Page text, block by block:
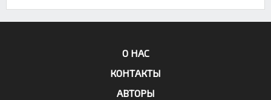
О НАС
КОНТАКТЫ
АВТОРЫ